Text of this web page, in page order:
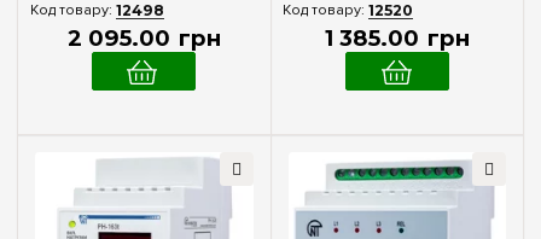
12498
2 095.00 грн
12520
1 385.00 грн